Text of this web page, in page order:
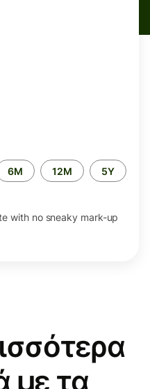
6M 12M 5Y
with no sneaky mark-up
με τα